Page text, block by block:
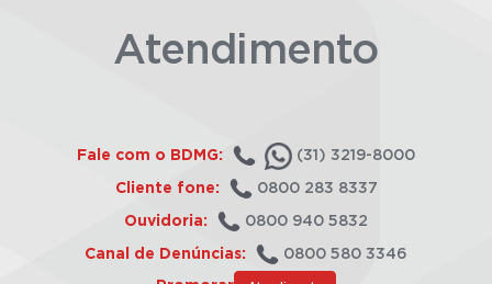
Atendimento
Fale com o BDMG: (31) 3219-8000
Cliente fone: 0800 283 8337
Ouvidoria: 0800 940 5832
Canal de Denúncias: 0800 580 3346